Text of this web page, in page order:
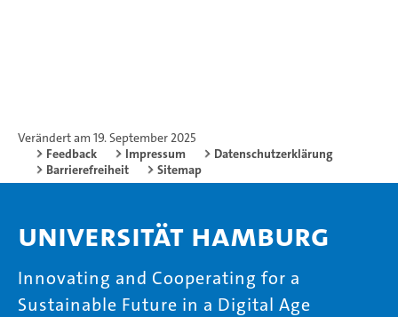
Verändert am 19. September 2025
Feedback
Impressum
Datenschutzerklärung
Barrierefreiheit
Sitemap
Universität Hamburg
Innovating and Cooperating for a
Sustainable Future in a Digital Age